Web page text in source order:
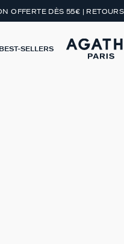
OFFERTE DÈS 55€ |
BEST-SELLERS